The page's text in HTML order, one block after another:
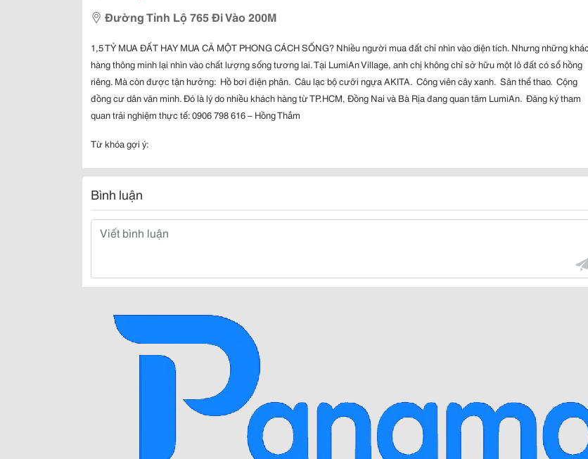
Đường Tỉnh Lộ 765 Đi Vào 200M
1,5 TỶ MUA ĐẤT HAY MUA CẢ MỘT PHONG CÁCH SỐNG? Nhiều người mua đất chỉ nhìn vào diện tích. Nhưng những
hàng thông minh lại nhìn vào chất lượng sống tương lai. Tại LumiAn Village, anh chị không chỉ sở hữu một lô đất có sổ hồng
riêng. Mà còn được tận hưởng:  Hồ bơi điện phân.  Câu lạc bộ cưỡi ngựa AKITA.  Công viên cây xanh.  Sân thể thao.  Cộng
đồng cư dân văn minh. Đó là lý do nhiều khách hàng từ TP.HCM, Đồng Nai và Bà Rịa đang quan tâm LumiAn.  Đăng ký tham
quan trải nghiệm thực tế: 0906 798 616 – Hồng Thắm
Từ khóa gợi ý:
Bình luận